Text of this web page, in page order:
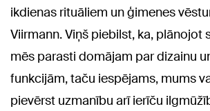
ikdienas rituāliem un ģimenes
Viirmann. Viņš piebilst, ka, plānojot
mēs parasti domājam par dizainu
funkcijām, taču iespējams, mums
pievērst uzmanību arī ierīču